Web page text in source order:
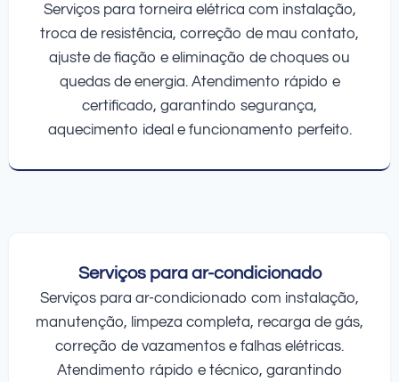
Serviços para torneira elétrica com instalação,
troca de resistência, correção de mau contato,
ajuste de fiação e eliminação de choques ou
quedas de energia. Atendimento rápido e
certificado, garantindo segurança,
aquecimento ideal e funcionamento perfeito.
Serviços para ar-condicionado
Serviços para ar-condicionado com instalação,
manutenção, limpeza completa, recarga de gás,
correção de vazamentos e falhas elétricas.
Atendimento rápido e técnico, garantindo